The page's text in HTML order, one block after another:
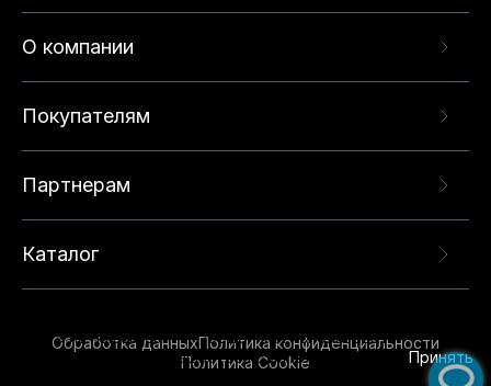
О компании
Покупателям
Партнерам
Каталог
Обработка данныхПолитика конфиденциальности
Политика Cookie
опыта на нашем сайте. Продолжая использовать
данный сайт, вы соглашаетесь с использованием
Принять